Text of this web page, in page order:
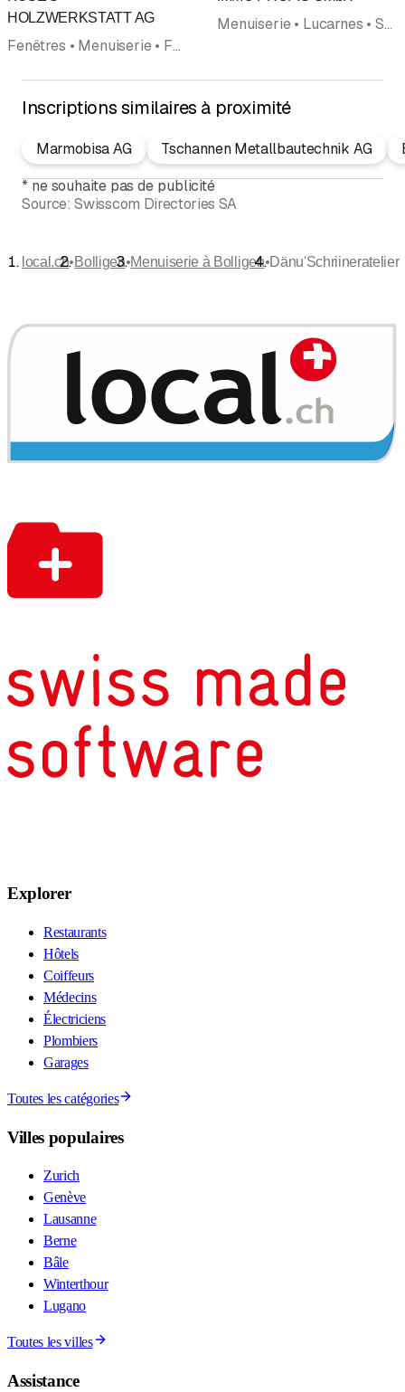
HOLZWERKSTATT AG
Fenêtres • Menuiserie • Fabrication de portes • Parquet • Aménagements d'intérieurs • Construction en Bois • Insectes, protection contre
Menuiserie • Lucarnes • Services de Piquet • Réparations • Fabrication de portes • Assainissements • Dégâts d'eau, assainissement
Inscriptions similaires à proximité
Marmobisa AG Tschannen Metallbautechnik AG
*ne souhaite pas de publicité
Source: Swisscom Directories SA
local.ch•Bolligen•Menuiserie à Bolligen•Dänu'Schriineratelier
Explorer
Restaurants
Hôtels
Coiffeurs
Médecins
Électriciens
Plombiers
Garages
Toutes les catégories
Villes populaires
Zurich
Genève
Lausanne
Berne
Bâle
Winterthour
Lugano
Toutes les villes
Assistance